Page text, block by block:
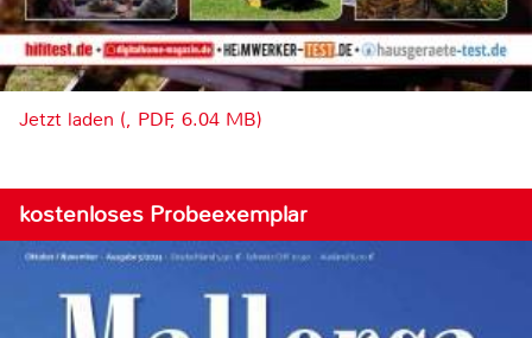
Jetzt laden (, PDF, 6.04 MB)
kostenloses Probeexemplar